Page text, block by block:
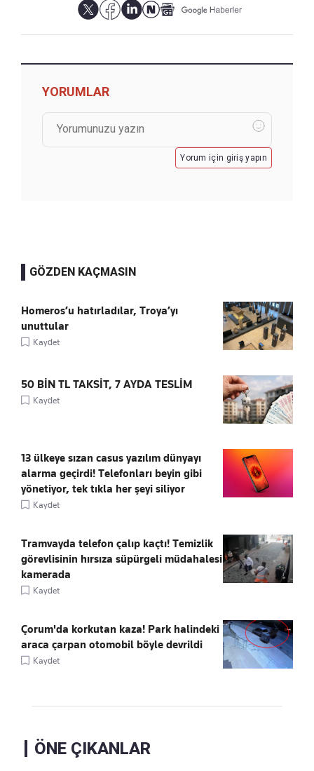
YORUMLAR
Yorum için giriş yapın
GÖZDEN KAÇMASIN
Homeros’u hatırladılar, Troya’yı
unuttular
Kaydet
50 BİN TL TAKSİT, 7 AYDA TESLİM
Kaydet
13 ülkeye sızan casus yazılım dünyayı
alarma geçirdi! Telefonları beyin gibi
yönetiyor, tek tıkla her şeyi siliyor
Kaydet
Tramvayda telefon çalıp kaçtı! Temizlik
görevlisinin hırsıza süpürgeli müdahalesi
kamerada
Kaydet
Çorum'da korkutan kaza! Park halindeki
araca çarpan otomobil böyle devrildi
Kaydet
ÖNE ÇIKANLAR